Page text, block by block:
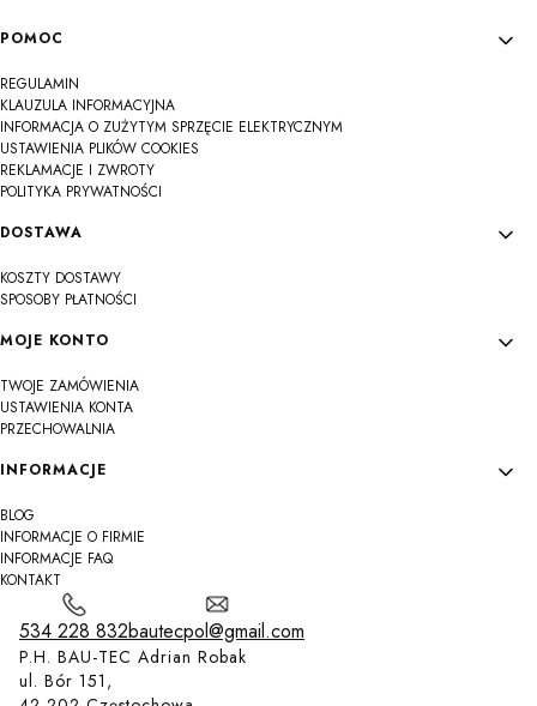
Linki w stopce
POMOC
REGULAMIN
KLAUZULA INFORMACYJNA
INFORMACJA O ZUŻYTYM SPRZĘCIE ELEKTRYCZNYM
USTAWIENIA PLIKÓW COOKIES
REKLAMACJE I ZWROTY
POLITYKA PRYWATNOŚCI
DOSTAWA
KOSZTY DOSTAWY
SPOSOBY PŁATNOŚCI
MOJE KONTO
TWOJE ZAMÓWIENIA
USTAWIENIA KONTA
PRZECHOWALNIA
INFORMACJE
BLOG
INFORMACJE O FIRMIE
INFORMACJE FAQ
KONTAKT
534 228 832bautecpol@gmail.com
P.H. BAU-TEC Adrian Robak
ul. Bór 151,